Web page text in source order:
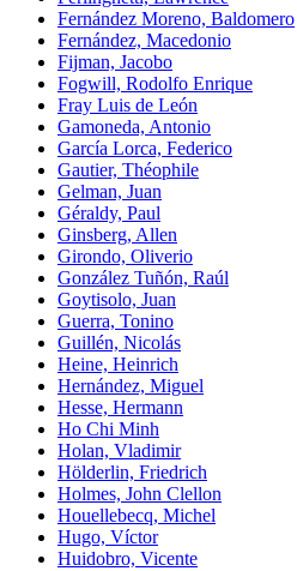
Fernández Moreno, Baldomero
Fernández, Macedonio
Fijman, Jacobo
Fogwill, Rodolfo Enrique
Fray Luis de León
Gamoneda, Antonio
García Lorca, Federico
Gautier, Théophile
Gelman, Juan
Géraldy, Paul
Ginsberg, Allen
Girondo, Oliverio
González Tuñón, Raúl
Goytisolo, Juan
Guerra, Tonino
Guillén, Nicolás
Heine, Heinrich
Hernández, Miguel
Hesse, Hermann
Ho Chi Minh
Holan, Vladimir
Hölderlin, Friedrich
Holmes, John Clellon
Houellebecq, Michel
Hugo, Víctor
Huidobro, Vicente